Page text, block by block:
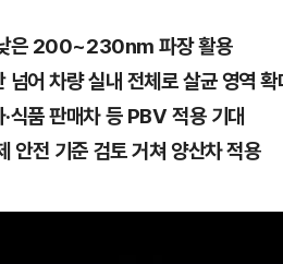
은 200~230nm 파장 활용
넘어 차량 실내 전체로 살균 영역 확
식품 판매차 등 PBV 적용 기대
안전 기준 검토 거쳐 양산차 적용